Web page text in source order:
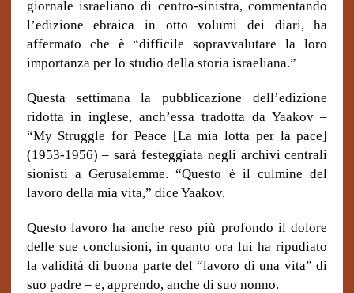
giornale israeliano di centro-sinistra, commentando
l’edizione ebraica in otto volumi dei diari, ha
affermato che è “difficile sopravvalutare la loro
importanza per lo studio della storia israeliana.”
Questa settimana la pubblicazione dell’edizione
ridotta in inglese, anch’essa tradotta da Yaakov –
“My Struggle for Peace [La mia lotta per la pace]
(1953-1956) – sarà festeggiata negli archivi centrali
sionisti a Gerusalemme. “Questo è il culmine del
lavoro della mia vita,” dice Yaakov.
Questo lavoro ha anche reso più profondo il dolore
delle sue conclusioni, in quanto ora lui ha ripudiato
la validità di buona parte del “lavoro di una vita” di
suo padre – e, apprendo, anche di suo nonno.